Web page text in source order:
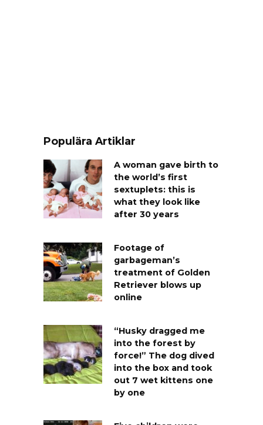
Populära Artiklar
A woman gave birth to
the world’s first
sextuplets: this is
what they look like
after 30 years
Footage of
garbageman’s
treatment of Golden
Retriever blows up
online
“Husky dragged me
into the forest by
force!” The dog dived
into the box and took
out 7 wet kittens one
by one